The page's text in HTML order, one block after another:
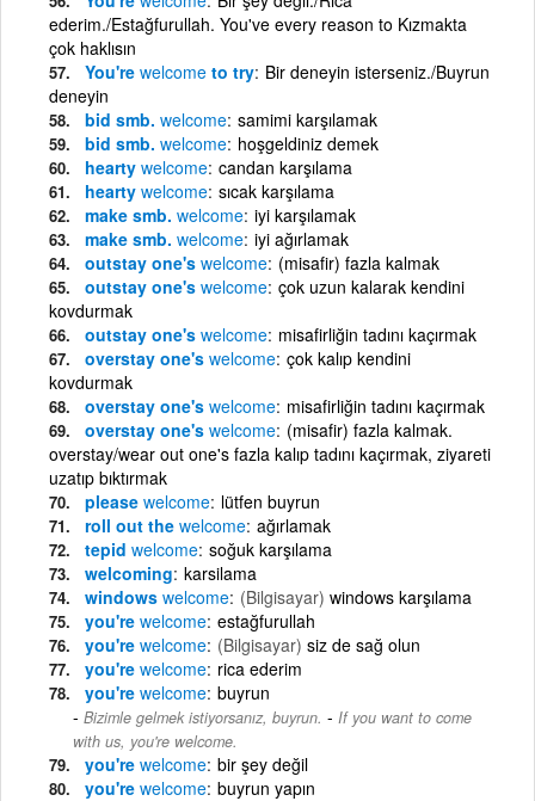
ederim./Estağfurullah. You've every reason to Kızmakta
çok haklısın
You're welcome to try Bir deneyin isterseniz./Buyrun
deneyin
bid smb. welcome samimi karşılamak
bid smb. welcome hoşgeldiniz demek
hearty welcome candan karşılama
hearty welcome sıcak karşılama
make smb. welcome iyi karşılamak
make smb. welcome iyi ağırlamak
outstay one's welcome (misafir) fazla kalmak
outstay one's welcome çok uzun kalarak kendini
kovdurmak
outstay one's welcome misafirliğin tadını kaçırmak
overstay one's welcome çok kalıp kendini
kovdurmak
overstay one's welcome misafirliğin tadını kaçırmak
overstay one's welcome (misafir) fazla kalmak.
overstay/wear out one's fazla kalıp tadını kaçırmak, ziyareti
uzatıp bıktırmak
please welcome lütfen buyrun
roll out the welcome ağırlamak
tepid welcome soğuk karşılama
welcoming karsilama
windows welcome (Bilgisayar) windows karşılama
you're welcome estağfurullah
you're welcome (Bilgisayar) siz de sağ olun
you're welcome rica ederim
you're welcome buyrun
Bizimle gelmek istiyorsanız, buyrun. - If you want to come
with us, you're welcome.
you're welcome bir şey değil
you're welcome buyrun yapın